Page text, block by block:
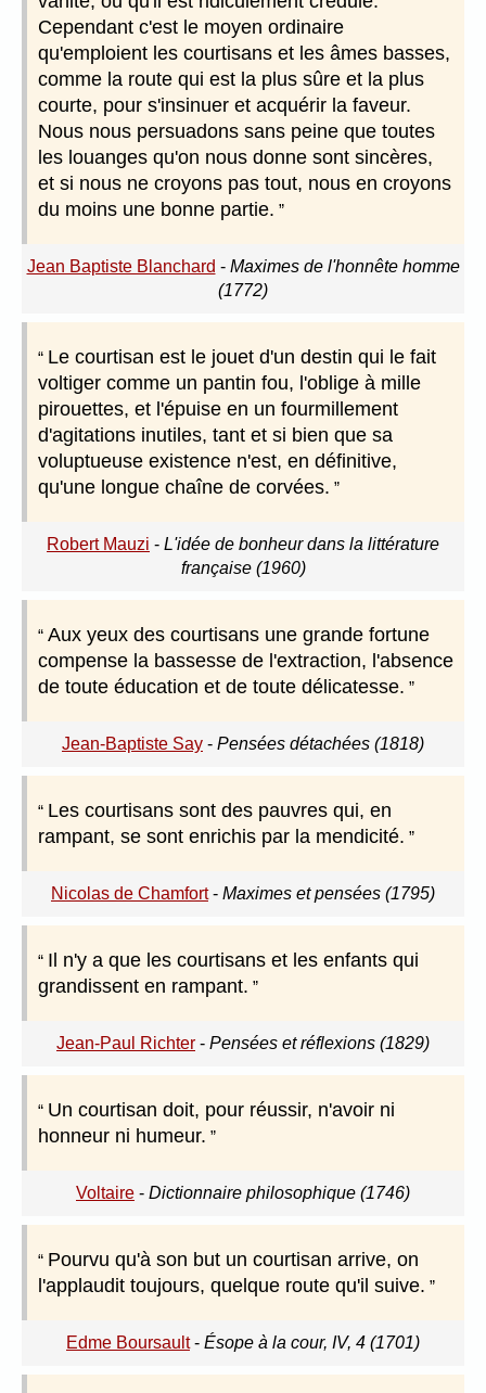
Cependant c'est le moyen ordinaire
qu'emploient les courtisans et les âmes basses,
comme la route qui est la plus sûre et la plus
courte, pour s'insinuer et acquérir la faveur.
Nous nous persuadons sans peine que toutes
les louanges qu'on nous donne sont sincères,
et si nous ne croyons pas tout, nous en croyons
du moins une bonne partie.
Jean Baptiste Blanchard - Maximes de l'honnête homme
(1772)
Le courtisan est le jouet d'un destin qui le fait
voltiger comme un pantin fou, l'oblige à mille
pirouettes, et l'épuise en un fourmillement
d'agitations inutiles, tant et si bien que sa
voluptueuse existence n'est, en définitive,
qu'une longue chaîne de corvées.
Robert Mauzi - L'idée de bonheur dans la littérature
française (1960)
Aux yeux des courtisans une grande fortune
compense la bassesse de l'extraction, l'absence
de toute éducation et de toute délicatesse.
Jean-Baptiste Say - Pensées détachées (1818)
Les courtisans sont des pauvres qui, en
rampant, se sont enrichis par la mendicité.
Nicolas de Chamfort- Maximes et pensées (1795)
Il n'y a que les courtisans et les enfants qui
grandissent en rampant.
Jean-Paul Richter - Pensées et réflexions (1829)
Un courtisan doit, pour réussir, n'avoir ni
honneur ni humeur.
Voltaire - Dictionnaire philosophique (1746)
Pourvu qu'à son but un courtisan arrive, on
l'applaudit toujours, quelque route qu'il suive.
Edme Boursault- Ésope à la cour, IV, 4 (1701)